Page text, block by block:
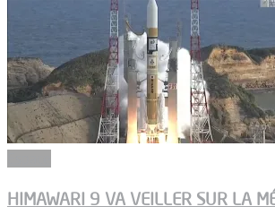
HIMAWARI 9 VA VEILLER SUR LA